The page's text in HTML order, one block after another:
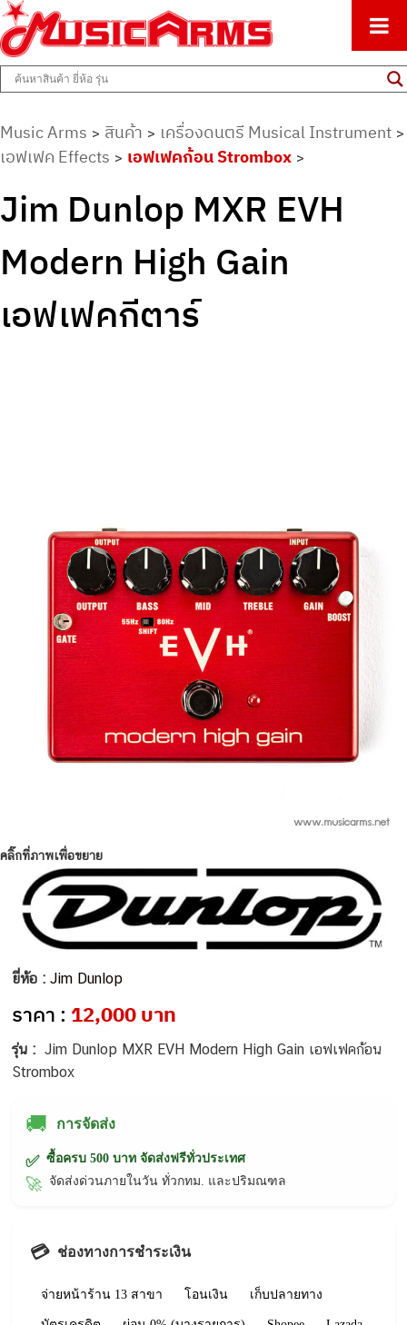
Music Arms
ศูนย์รวมครื่องดนตรีทุกชนิด ตั้งแต่เริ่มต้นถึงมืออาชีพ
Music Arms > สินค้า > เครื่องดนตรี Musical Instrument >
เอฟเฟค Effects > เอฟเฟคก้อน Strombox >
Jim Dunlop MXR EVH
Modern High Gain
เอฟเฟคกีตาร์
คลิ๊กที่ภาพเพื่อขยาย
ยี่ห้อ :Jim Dunlop
ราคา : 12,000 บาท
รุ่น :Jim Dunlop MXR EVH Modern High Gain เอฟเฟคก้อน
Strombox
🚚 การจัดส่ง
✅ ซื้อครบ 500 บาท จัดส่งฟรีทั่วประเทศ
🚀 จัดส่งด่วนภายในวัน ทั่วกทม. และปริมณฑล
💳 ช่องทางการชำระเงิน
จ่ายหน้าร้าน 13 สาขา โอนเงิน เก็บปลายทาง